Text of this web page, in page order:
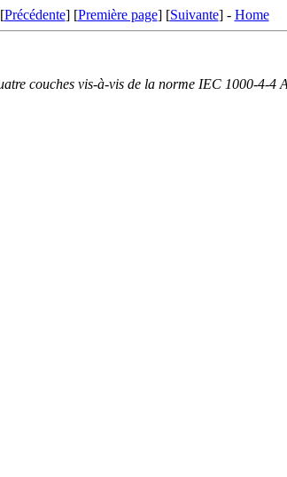
Précédente] [Première page] [Suivante] - Home
couches vis-à-vis de la norme IEC 1000-4-4